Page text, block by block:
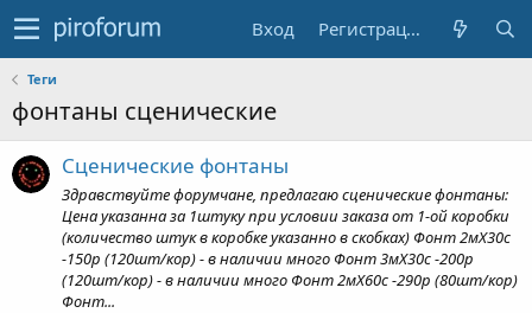
Вход Регистрация
Теги
фонтаны сценические
Сценические фонтаны
Здравствуйте форумчане, предлагаю сценические фонтаны:
Цена указанна за 1штуку при условии заказа от 1-ой коробки
(количество штук в коробке указанно в скобках) Фонт 2мХ30с
-150р (120шт/кор) - в наличии много Фонт 3мХ30с -200р
(120шт/кор) - в наличии много Фонт 2мХ60с -290р (80шт/кор)
Фонт...